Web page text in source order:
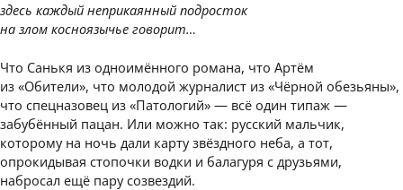
здесь каждый неприкаянный подросток
на злом косноязычье говорит…
Что Санькя из одноимённого романа, что Артём
из «Обители», что молодой журналист из «Чёрной обезьяны»,
что спецназовец из «Патологий» — всё один типаж —
забубённый пацан. Или можно так: русский мальчик,
которому на ночь дали карту звёздного неба, а тот,
опрокидывая стопочки водки и балагуря с друзьями,
набросал ещё пару созвездий.